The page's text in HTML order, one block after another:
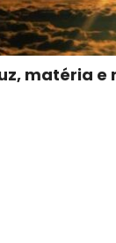
matéria